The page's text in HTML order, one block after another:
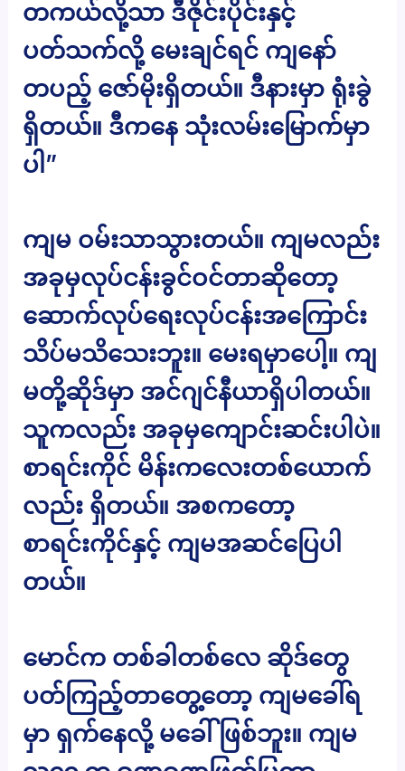
တကယ်လို့သာ ဒီဇိုင်းပိုင်းနှင့်
ပတ်သက်လို့ မေးချင်ရင် ကျနော်
တပည့် ဇော်မိုးရှိတယ်။ ဒီနားမှာ ရုံးခွဲ
ရှိတယ်။ ဒီကနေ သုံးလမ်းမြောက်မှာ
ပါ”
ကျမ ဝမ်းသာသွားတယ်။ ကျမလည်း
အခုမှလုပ်ငန်းခွင်ဝင်တာဆိုတော့
ဆောက်လုပ်ရေးလုပ်ငန်းအကြောင်း
သိပ်မသိသေးဘူး။ မေးရမှာပေါ့။ ကျ
မတို့ဆိုဒ်မှာ အင်ဂျင်နီယာရှိပါတယ်။
သူကလည်း အခုမှကျောင်းဆင်းပါပဲ။
စာရင်းကိုင် မိန်းကလေးတစ်ယောက်
လည်း ရှိတယ်။ အစကတော့
စာရင်းကိုင်နှင့် ကျမအဆင်ပြေပါ
တယ်။
မောင်က တစ်ခါတစ်လေ ဆိုဒ်တွေ
ပတ်ကြည့်တာတွေ့တော့ ကျမခေါ်ရ
မှာ ရှက်နေလို့ မခေါ်ဖြစ်ဘူး။ ကျမ